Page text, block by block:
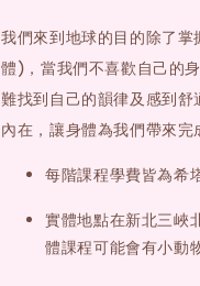
我們來到地球的目的除了
體)，當我們不喜歡自己的
難找到自己的韻律及感到
內在，讓身體為我們帶來完
每階課程學費皆為希
實體地點在新北三峽
體課程可能會有小動